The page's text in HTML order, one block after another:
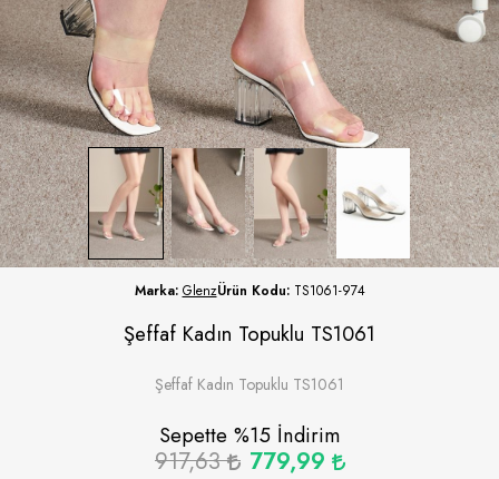
Marka: GlenzÜrün Kodu: TS1061-974
Şeffaf Kadın Topuklu TS1061
Şeffaf Kadın Topuklu TS1061
Sepette %15İndirim
917,63 779,99